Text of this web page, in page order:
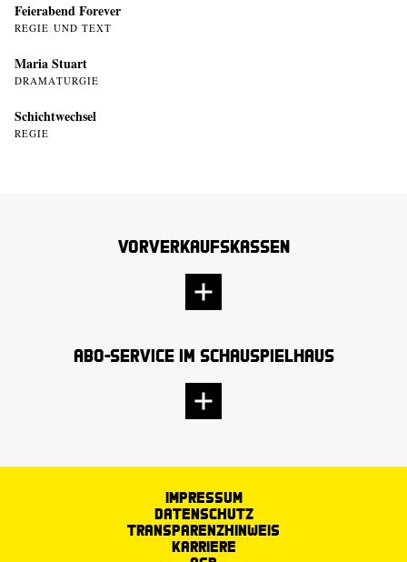
Feierabend Forever
REGIE UND TEXT
Maria Stuart
DRAMATURGIE
Schichtwechsel
REGIE
Vorverkaufskassen
Abo-Service im Schauspielhaus
Impressum
Datenschutz
Transparenzhinweis
Karriere